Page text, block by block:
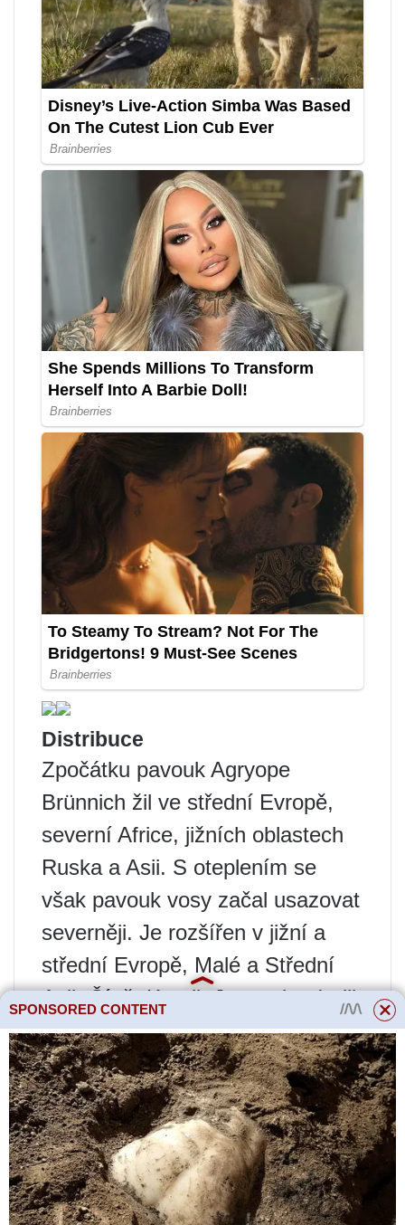
Distribuce
Zpočátku pavouk Agryope
Brünnich žil ve střední Evropě,
severní Africe, jižních oblastech
Ruska a Asii. S oteplením se
však pavouk vosy začal usazovat
severněji. Je rozšířen v jižní a
střední Evropě, Malé a Střední
Asii, Číně, Koreji, Japonsku, Indii
a na Kavkaze.
V Rusku žije Agryope Brünnich v
současné době v těchto
regionech: Čeljabinsk, Lipetsk,
Kaluga, Oryol, Saratov, Samara,
Orenburg, Moskva, Voroněž,
SPONSORED CONTENT